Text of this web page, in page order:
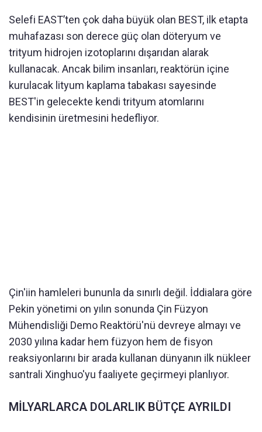
Selefi EAST’ten çok daha büyük olan BEST, ilk etapta
muhafazası son derece güç olan döteryum ve
trityum hidrojen izotoplarını dışarıdan alarak
kullanacak. Ancak bilim insanları, reaktörün içine
kurulacak lityum kaplama tabakası sayesinde
BEST'in gelecekte kendi trityum atomlarını
kendisinin üretmesini hedefliyor.
Çin'iin hamleleri bununla da sınırlı değil. İddialara göre
Pekin yönetimi on yılın sonunda Çin Füzyon
Mühendisliği Demo Reaktörü'nü devreye almayı ve
2030 yılına kadar hem füzyon hem de fisyon
reaksiyonlarını bir arada kullanan dünyanın ilk nükleer
santrali Xinghuo'yu faaliyete geçirmeyi planlıyor.
MİLYARLARCA DOLARLIK BÜTÇE AYRILDI